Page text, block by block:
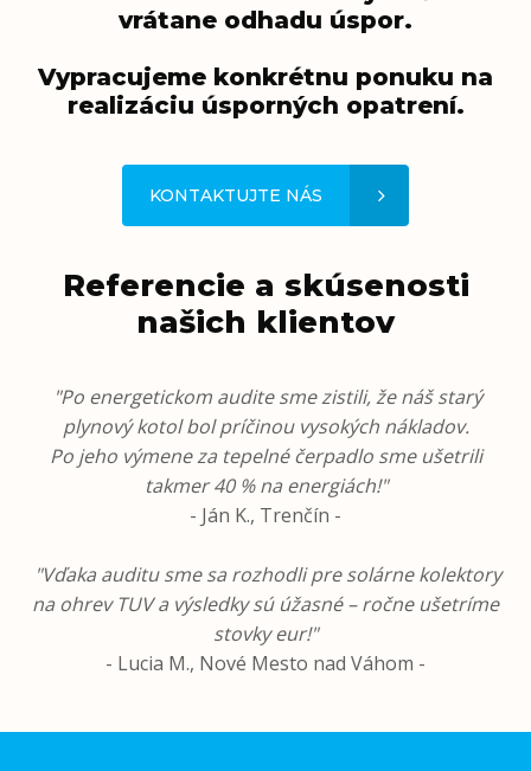
vrátane odhadu úspor.
Vypracujeme konkrétnu ponuku na
realizáciu úsporných opatrení.
KONTAKTUJTE NÁS
Referencie a skúsenosti
našich klientov
"Po energetickom audite sme zistili, že náš starý
plynový kotol bol príčinou vysokých nákladov.
Po jeho výmene za tepelné čerpadlo sme ušetrili
takmer 40 % na energiách!"
- Ján K., Trenčín -
"Vďaka auditu sme sa rozhodli pre solárne kolektory
na ohrev TUV a výsledky sú úžasné – ročne ušetríme
stovky eur!"
- Lucia M., Nové Mesto nad Váhom -